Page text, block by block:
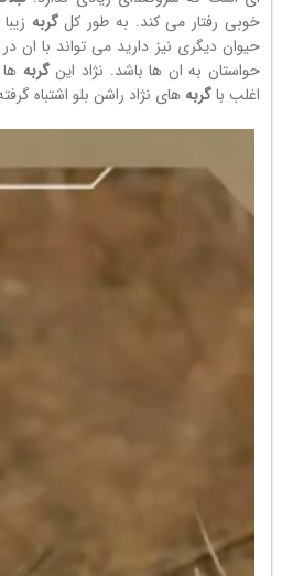
خوبی رفتار می کند. به طور کلگربه
حیوان دیگری نیز دارید می تواند با ان در
حواستان به ان ها باشد. نژاد اینگربه
اغلب باگربه های نژاد راشن بلو اشتباه